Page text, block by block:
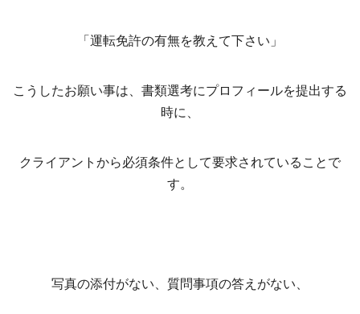
「運転免許の有無を教えて下さい」
こうしたお願い事は、書類選考にプロフィールを提出する
時に、
クライアントから必須条件として要求されていることで
す。
写真の添付がない、質問事項の答えがない、